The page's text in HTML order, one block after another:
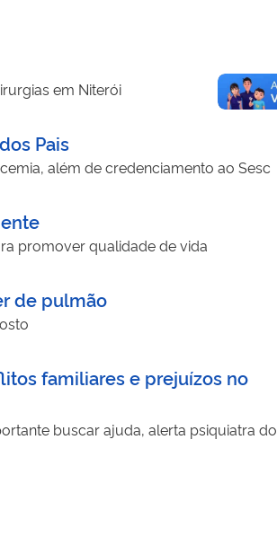
em Niterói
Pais
além de credenciamento ao Sesc
promover qualidade de vida
de pulmão
familiares e prejuízos no
buscar ajuda, alerta psiquiatra do